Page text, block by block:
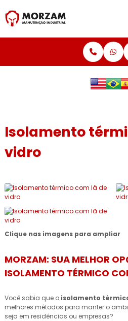
Isolamento
vidro
Clique nas imagens para ampliar
MORZAM: SUA MELHOR
ISOLAMENTO TÉRMICO
Você sabia que o isolamento
melhores métodos para manter o
seja em residências ou empresas?